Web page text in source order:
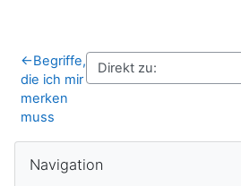
←Begriffe,
die ich mir
merken
muss
Navigation